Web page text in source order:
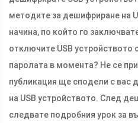
методите за дешифриране на
начина, по който го
отключите USB устройството
паролата в момента? Не се
публикация ще сподели с вас
на USB устройството. След
следвате подробния урок за